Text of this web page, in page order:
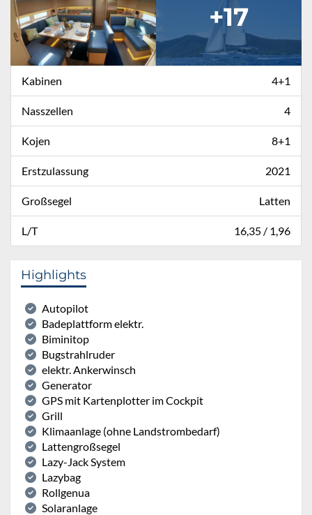
+17
Kabinen 4+1
Nasszellen 4
Kojen 8+1
Erstzulassung 2021
Großsegel Latten
L/T 16,35 / 1,96
Highlights
Autopilot
Badeplattform elektr.
Biminitop
Bugstrahlruder
elektr. Ankerwinsch
Generator
GPS mit Kartenplotter im Cockpit
Grill
Klimaanlage (ohne Landstrombedarf)
Lattengroßsegel
Lazy-Jack System
Lazybag
Rollgenua
Solaranlage